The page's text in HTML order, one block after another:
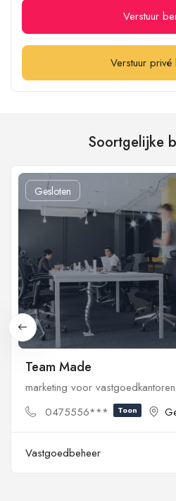
Verstuur
Verstuur privé
Soortgelijke
Gesloten
Team Made
marketing voor vastgoedkantoren
0475556***
Toon
Vastgoedbeheer